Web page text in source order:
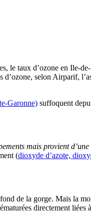
le taux d’ozone en Ile-
selon Airparif,
Garonne) suffoquent
mais provient
(dioxyde d’azote,
de la gorge. Mais la
directement